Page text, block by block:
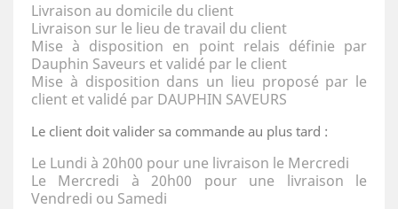
Livraison au domicile du client
Livraison sur le lieu de travail du client
Mise à disposition en point relais définie par
Dauphin Saveurs et validé par le client
Mise à disposition dans un lieu proposé par le
client et validé par DAUPHIN SAVEURS
Le client doit valider sa commande au plus tard :
Le Lundi à 20h00 pour une livraison le Mercredi
Le Mercredi à 20h00 pour une livraison le
Vendredi ou Samedi